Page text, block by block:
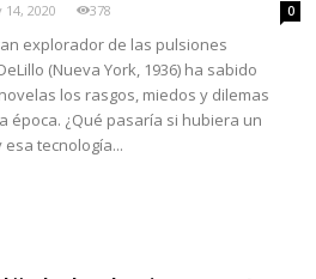
14, 2020 378 0
explorador de las pulsiones
(Nueva York, 1936) ha sabido
los rasgos, miedos y dilemas
época. ¿Qué pasaría si hubiera un
tecnología...